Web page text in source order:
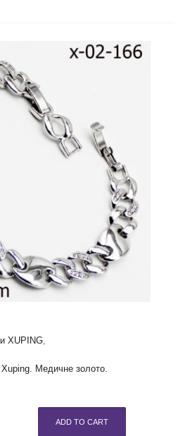
XUPING,
Xuping. Медичне золото.
ADD TO CART